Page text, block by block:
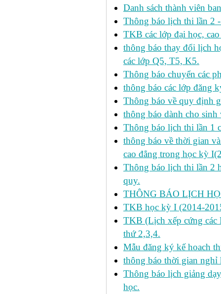
Danh sách thành viên
Thông báo lịch thi lần 2
TKB các lớp đại học,
thông báo thay đổi lịch
các lớp Q5, T5, K5.
Thông báo chuyển các
thông báo các lớp đăng
Thông báo về quy định
thông báo dành cho
Thông báo lịch thi lần 1
thông báo về thời gian
cao đẳng trong học kỳ
Thông báo lịch thi lần 2
quy.
THÔNG BÁO LỊCH
TKB học kỳ I (2014-
TKB (Lịch xếp cứng các
thứ 2,3,4.
Mẫu đăng ký kế hoach
thông báo thời gian
Thông báo lịch giảng
học.